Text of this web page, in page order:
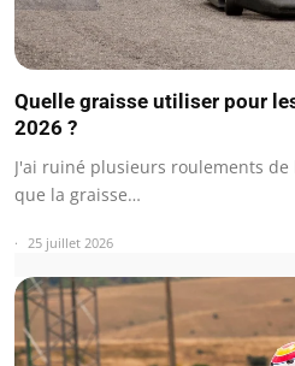
Quelle graisse utiliser pour
2026 ?
J'ai ruiné plusieurs roulements
que la graisse…
25 juillet 2026